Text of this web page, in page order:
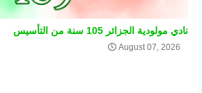
نادي مولودية الجزائر 105 سنة من التأسيس
August 07, 2026